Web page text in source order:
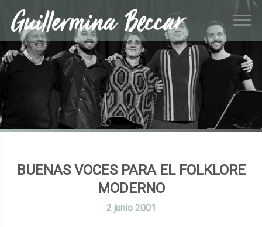
BUENAS VOCES PARA EL FOLKLORE
MODERNO
2 junio2001